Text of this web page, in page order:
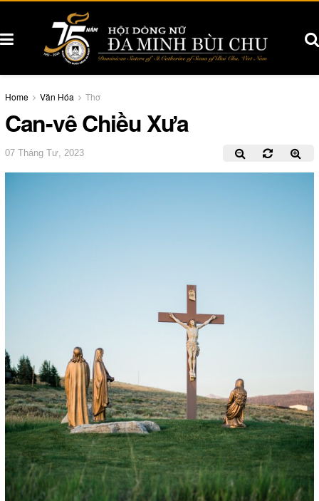
Home Văn Hóa Thơ
Can-vê Chiều Xưa
07 Tháng Tư, 2023